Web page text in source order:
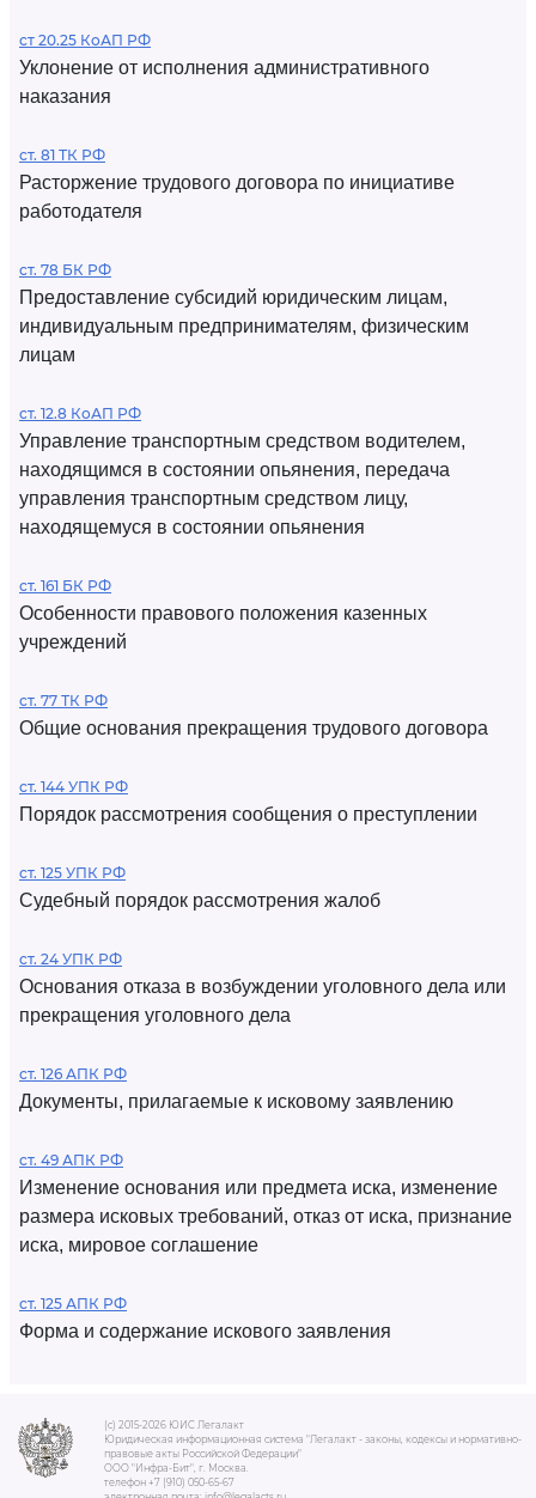
ст 20.25 КоАП РФ
Уклонение от исполнения административного
наказания
ст. 81 ТК РФ
Расторжение трудового договора по инициативе
работодателя
ст. 78 БК РФ
Предоставление субсидий юридическим лицам,
индивидуальным предпринимателям, физическим
лицам
ст. 12.8 КоАП РФ
Управление транспортным средством водителем,
находящимся в состоянии опьянения, передача
управления транспортным средством лицу,
находящемуся в состоянии опьянения
ст. 161 БК РФ
Особенности правового положения казенных
учреждений
ст. 77 ТК РФ
Общие основания прекращения трудового договора
ст. 144 УПК РФ
Порядок рассмотрения сообщения о преступлении
ст. 125 УПК РФ
Судебный порядок рассмотрения жалоб
ст. 24 УПК РФ
Основания отказа в возбуждении уголовного дела или
прекращения уголовного дела
ст. 126 АПК РФ
Документы, прилагаемые к исковому заявлению
ст. 49 АПК РФ
Изменение основания или предмета иска, изменение
размера исковых требований, отказ от иска, признание
иска, мировое соглашение
ст. 125 АПК РФ
Форма и содержание искового заявления
(c) 2015-2026 ЮИС Легалакт
Юридическая информационная система "Легалакт - законы, кодексы и нормативно-
правовые акты Российской Федерации"
ООО "Инфра-Бит", г. Москва.
телефон +7 (910) 050-65-67